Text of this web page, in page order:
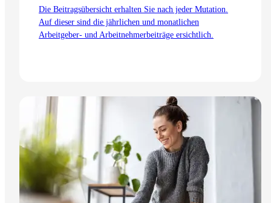
Die Beitragsübersicht erhalten Sie nach jeder Mutation.
Auf dieser sind die jährlichen und monatlichen
Arbeitgeber- und Arbeitnehmerbeiträge ersichtlich.
Zum Artikel